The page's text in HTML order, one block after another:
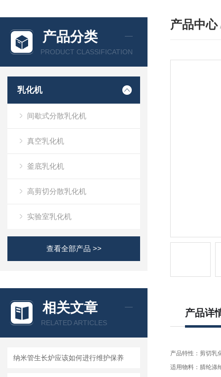
产品分类
PRODUCT CLASSIFICATION
乳化机
间歇式分散乳化机
真空乳化机
釜底乳化机
高剪切分散乳化机
实验室乳化机
查看全部产品 >>
相关文章
RELATED ARTICLES
纳米管生长炉应该如何进行维护保养
产品中心
产品详
产品特性：剪切乳
适用物料：腈纶涤